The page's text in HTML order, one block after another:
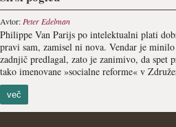
Avtor: Peter Edelman
Philippe Van Parijs po intelektualni plati
pravi sam, zamisel ni nova. Vendar je
zadnjič predlagal, zato je zanimivo, da spet
tako imenovane »socialne reforme« v
več